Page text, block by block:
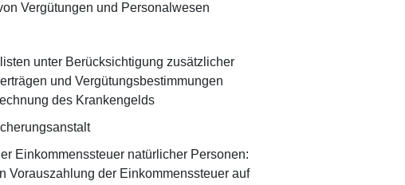
Vergütungen und Personalwesen
unter Berücksichtigung zusätzlicher
und Vergütungsbestimmungen
des Krankengelds
Einkommenssteuer natürlicher Personen:
Vorauszahlung der Einkommenssteuer auf